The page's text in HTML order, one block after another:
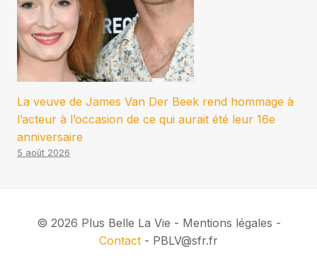
La veuve de James Van Der Beek rend hommage à
l’acteur à l’occasion de ce qui aurait été leur 16e
anniversaire
5 août 2026
© 2026 Plus Belle La Vie - Mentions légales -
Contact - PBLV@sfr.fr